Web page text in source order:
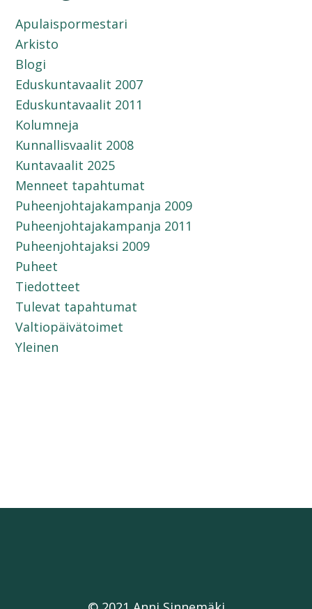
Apulaispormestari
Arkisto
Blogi
Eduskuntavaalit 2007
Eduskuntavaalit 2011
Kolumneja
Kunnallisvaalit 2008
Kuntavaalit 2025
Menneet tapahtumat
Puheenjohtajakampanja 2009
Puheenjohtajakampanja 2011
Puheenjohtajaksi 2009
Puheet
Tiedotteet
Tulevat tapahtumat
Valtiopäivätoimet
Yleinen